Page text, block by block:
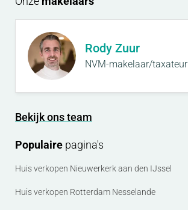
Rody Zuur
NVM-makelaar/taxateur
Bekijk ons team
Populaire pagina's
Huis verkopen Nieuwerkerk aan den IJssel
Huis verkopen Rotterdam Nesselande